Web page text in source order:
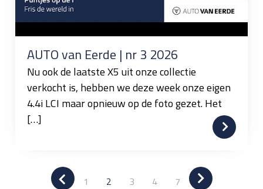
AUTO van Eerde | nr 3 2026
Nu ook de laatste X5 uit onze collectie
verkocht is, hebben we deze week onze eigen
4.4i LCI maar opnieuw op de foto gezet. Het
[…]
1 2 3 4 7